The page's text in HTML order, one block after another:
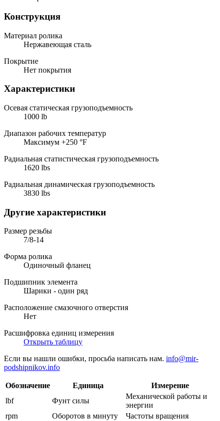
Конструкция
Материал ролика
Нержавеющая сталь
Покрытие
Нет покрытия
Характеристики
Осевая статическая грузоподъемность
1000 lb
Диапазон рабочих температур
Максимум +250 °F
Радиальная статистическая грузоподъемность
1620 lbs
Радиальная динамическая грузоподъемность
3830 lbs
Другие характеристики
Размер резьбы
7/8-14
Форма ролика
Одиночный фланец
Подшипник элемента
Шарики - один ряд
Расположение смазочного отверстия
Нет
Расшифровка единиц измерения
Открыть таблицу
Если вы нашли ошибки, просьба написать нам. info@mir-
podshipnikov.info
Обозначение Единица
Измерение
lbf
Фунт силы
Механической работы и
энергии
rpm
Оборотов в минуту
Частоты вращения